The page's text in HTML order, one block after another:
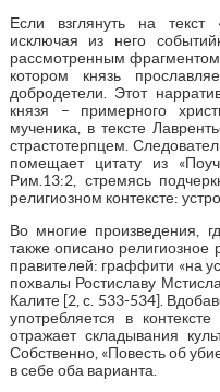
Если взглянуть на текст
исключая из него
рассмотренным фрагментом
котором князь
добродетели. Этот
князя – примерного
мученика, в тексте
страстотерпцем.
помещает цитату из
Рим.13:2, стремясь
религиозном контексте:
Во многие произведения,
также описано религиозное
правителей: граффити «на
похвалы Ростиславу
Калите [2, с. 533-534].
употребляется в
отражает складывания
Собственно, «Повесть об
в себе оба варианта.